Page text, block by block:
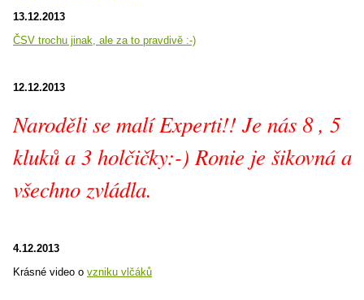
13.12.2013
ČSV trochu jinak, ale za to pravdivě :-)
12.12.2013
Naroděli se malí Experti!! Je nás 8 , 5
kluků a 3 holčičky:-) Ronie je šikovná a
všechno zvládla.
4.12.2013
Krásné video o vzniku vlčáků